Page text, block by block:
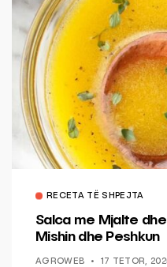
RECETA TË SHPEJTA
Salca me Mjalte
Mishin dhe Peshkun
AGROWEB 17 TETOR,